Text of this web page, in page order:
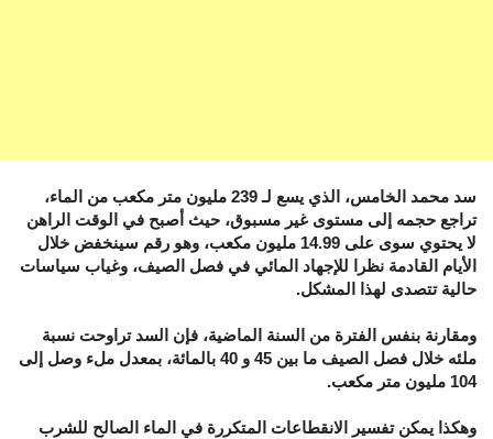
سد محمد الخامس، الذي يسع لـ 239 مليون متر مكعب من الماء،
تراجع حجمه إلى مستوى غير مسبوق، حيث أصبح في الوقت الراهن
لا يحتوي سوى على 14.99 مليون مكعب، وهو رقم سينخفض خلال
الأيام القادمة نظرا للإجهاد المائي في فصل الصيف، وغياب سياسات
حالية تتصدى لهذا المشكل.
ومقارنة بنفس الفترة من السنة الماضية، فإن السد تراوحت نسبة
ملئه خلال فصل الصيف ما بين 45 و 40 بالمائة، بمعدل ملء وصل إلى
104 مليون متر مكعب.
وهكذا يمكن تفسير الانقطاعات المتكررة في الماء الصالح للشرب